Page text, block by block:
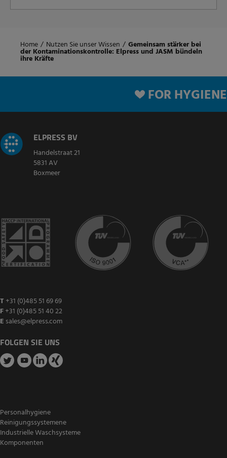
Home / Nutzen Sie unser Wissen / Gemeinsam stärker bei
der Kontaminationskontrolle: Elpress und JASM bündeln
ihre Kräfte
FOR HYGIENE
ELPRESS BV
Handelstraat 21
5831 AV
Boxmeer
T +31 (0)485 51 69 69
F+31 (0)485 51 40 22
E sales@elpress.com
FOLGEN SIE UNS
Personalhygiene
Reinigungssystemene
Industrielle Waschsysteme
Komponenten